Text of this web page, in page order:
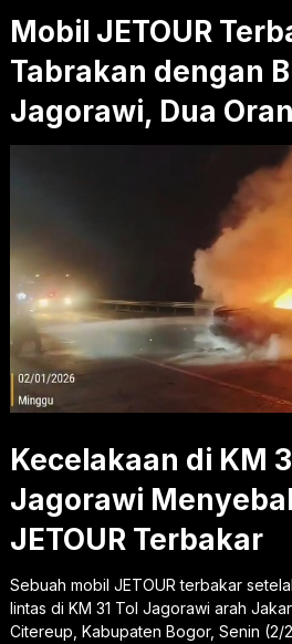
Mobil JETOUR
Tabrakan dengan
Jagorawi, Dua
Kecelakaan di KM
Jagorawi
JETOUR Terbakar
Sebuah mobil JETOUR terbakar
lintas di KM 31 Tol Jagorawi arah
Citereup, Kabupaten Bogor, Senin (2/